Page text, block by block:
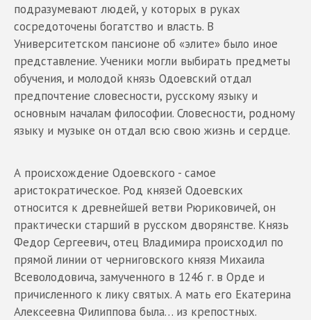
подразумевают людей, у которых в руках
сосредоточены богатство и власть. В
Университетском пансионе об «элите» было иное
представление. Ученики могли выбирать предметы
обучения, и молодой князь Одоевский отдал
предпочтение словесности, русскому языку и
основным началам философии. Словесности, родному
языку и музыке он отдал всю свою жизнь и сердце.
А происхождение Одоевского - самое
аристократическое. Род князей Одоевских
относится к древнейшей ветви Рюриковичей, он
практически старший в русском дворянстве. Князь
Федор Сергеевич, отец Владимира происходил по
прямой линии от черниговского князя Михаила
Всеволодовича, замученного в 1246 г. в Орде и
причисленного к лику святых. А мать его Екатерина
Алексеевна Филиппова была… из крепостных.